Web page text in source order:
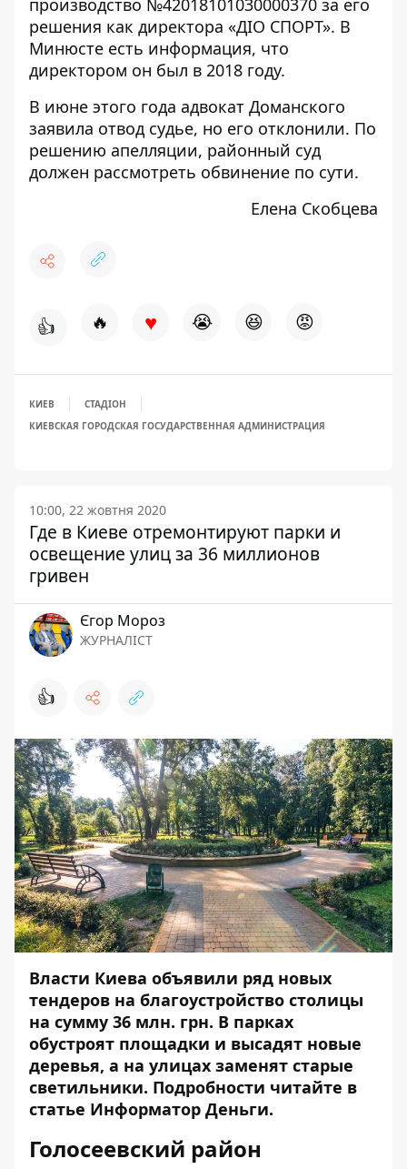
производство №42018101030000370 за его
решения как директора «ДІО СПОРТ». В
Минюсте есть информация, что
директором он был в 2018 году.
В июне этого года адвокат Доманского
заявила отвод судье, но его отклонили. По
решению апелляции, районный суд
должен рассмотреть обвинение по сути.
Елена Скобцева
👍 🔥 ♥ 😭 😆 😡
КИЕВ
СТАДІОН
КИЕВСКАЯ ГОРОДСКАЯ ГОСУДАРСТВЕННАЯ АДМИНИСТРАЦИЯ
10:00, 22 жовтня 2020
Где в Киеве отремонтируют парки и
освещение улиц за 36 миллионов
гривен
Єгор Мороз
ЖУРНАЛІСТ
👍
Власти Киева объявили ряд новых
тендеров на благоустройство столицы
на сумму 36 млн. грн. В парках
обустроят площадки и высадят новые
деревья, а на улицах заменят старые
светильники. Подробности читайте в
статье Информатор Деньги.
Голосеевский район